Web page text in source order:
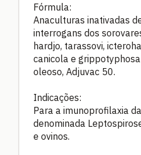
Fórmula:
Anaculturas inativadas
interrogans dos
hardjo, tarassovi,
canicola e
oleoso, Adjuvac 50.
Indicações:
Para a imunoprofilaxia
denominada
e ovinos.